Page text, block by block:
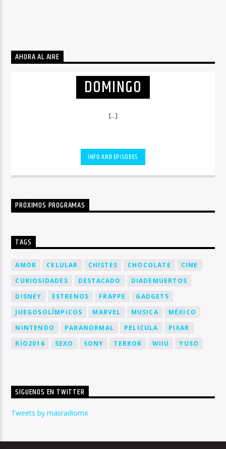
AHORA AL AIRE
DOMINGO
[...]
INFO AND EPISODES
PRÓXIMOS PROGRAMAS
TAGS
AMOR CELULAR CHISTES CHOCOLATE
CINE
CURIOSIDADES
DESTACADO
DIADEMUERTOS
DISNEY
ESTRENOS FRAPPE
GADGETS
JUEGOSOLÍMPICOS
MARVEL MUSICA
MÉXICO
NINTENDO
PARANORMAL PELICULA
PIXAR
RÍO2016
SEXO SONY TERROR WIIU YUSO
SÍGUENOS EN TWITTER
Tweets by masradiomx